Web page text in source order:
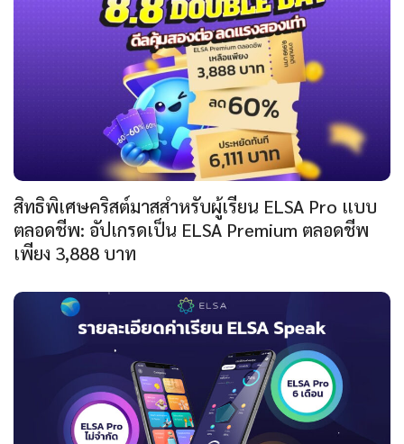
สิทธิพิเศษคริสต์มาสสำหรับผู้เรียน ELSA Pro แบบ
ตลอดชีพ: อัปเกรดเป็น ELSA Premium ตลอดชีพ
เพียง 3,888 บาท